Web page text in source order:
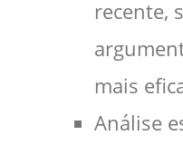
recente,
mais
Análise